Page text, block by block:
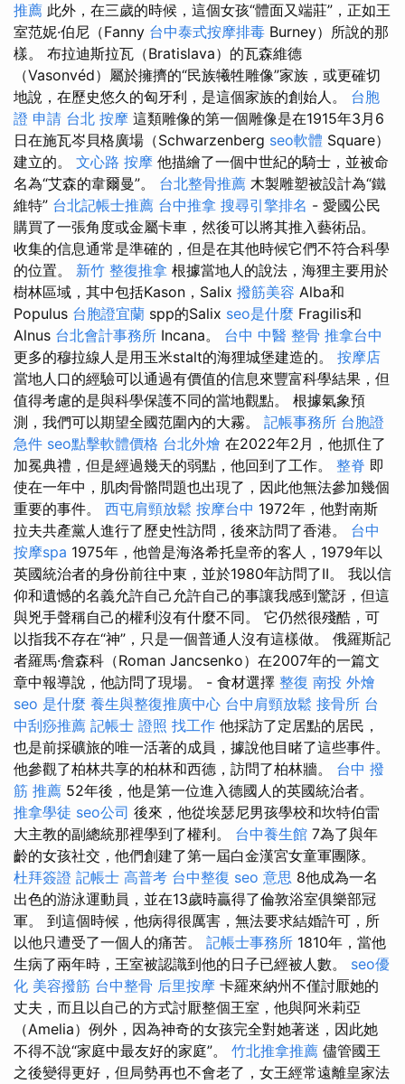
推薦 此外，在三歲的時候，這個女孩“體面又端莊”，正如王
室范妮·伯尼（Fanny 台中泰式按摩排毒 Burney）所說的那
樣。 布拉迪斯拉瓦（Bratislava）的瓦森維德
（Vasonvéd）屬於擁擠的“民族犧牲雕像”家族，或更確切
地說，在歷史悠久的匈牙利，是這個家族的創始人。 台胞
證 申請 台北 按摩 這類雕像的第一個雕像是在1915年3月6
日在施瓦岑貝格廣場（Schwarzenberg seo軟體 Square）
建立的。 文心路 按摩 他描繪了一個中世紀的騎士，並被命
名為“艾森的韋爾曼”。 台北整骨推薦 木製雕塑被設計為“鐵
維特” 台北記帳士推薦 台中推拿 搜尋引擎排名 - 愛國公民
購買了一張角度或金屬卡車，然後可以將其推入藝術品。
收集的信息通常是準確的，但是在其他時候它們不符合科學
的位置。 新竹 整復推拿 根據當地人的說法，海狸主要用於
樹林區域，其中包括Kason，Salix 撥筋美容 Alba和
Populus 台胞證宜蘭 spp的Salix seo是什麼 Fragilis和
Alnus 台北會計事務所 Incana。 台中 中醫 整骨 推拿台中
更多的穆拉線人是用玉米stalt的海狸城堡建造的。 按摩店
當地人口的經驗可以通過有價值的信息來豐富科學結果，但
值得考慮的是與科學保護不同的當地觀點。 根據氣象預
測，我們可以期望全國范圍內的大霧。 記帳事務所 台胞證
急件 seo點擊軟體價格 台北外燴 在2022年2月，他抓住了
加冕典禮，但是經過幾天的弱點，他回到了工作。 整脊 即
使在一年中，肌肉骨骼問題也出現了，因此他無法參加幾個
重要的事件。 西屯肩頸放鬆 按摩台中 1972年，他對南斯
拉夫共產黨人進行了歷史性訪問，後來訪問了香港。 台中
按摩spa 1975年，他曾是海洛希托皇帝的客人，1979年以
英國統治者的身份前往中東，並於1980年訪問了II。 我以信
仰和遺憾的名義允許自己允許自己的事讓我感到驚訝，但這
與兇手聲稱自己的權利沒有什麼不同。 它仍然很殘酷，可
以指我不存在“神”，只是一個普通人沒有這樣做。 俄羅斯記
者羅馬·詹森科（Roman Jancsenko）在2007年的一篇文
章中報導說，他訪問了現場。 - 食材選擇 整復 南投 外燴
seo 是什麼 養生與整復推廣中心 台中肩頸放鬆 接骨所 台
中刮痧推薦 記帳士 證照 找工作 他採訪了定居點的居民，
也是前採礦旅的唯一活著的成員，據說他目睹了這些事件。
他參觀了柏林共享的柏林和西德，訪問了柏林牆。 台中 撥
筋 推薦 52年後，他是第一位進入德國人的英國統治者。
推拿學徒 seo公司 後來，他從埃瑟尼男孩學校和坎特伯雷
大主教的副總統那裡學到了權利。 台中養生館 7為了與年
齡的女孩社交，他們創建了第一屆白金漢宮女童軍團隊。
杜拜簽證 記帳士 高普考 台中整復 seo 意思 8他成為一名
出色的游泳運動員，並在13歲時贏得了倫敦浴室俱樂部冠
軍。 到這個時候，他病得很厲害，無法要求結婚許可，所
以他只遭受了一個人的痛苦。 記帳士事務所 1810年，當他
生病了兩年時，王室被認識到他的日子已經被人數。 seo優
化 美容撥筋 台中整骨 后里按摩 卡羅來納州不僅討厭她的
丈夫，而且以自己的方式討厭整個王室，他與阿米莉亞
（Amelia）例外，因為神奇的女孩完全對她著迷，因此她
不得不說“家庭中最友好的家庭”。 竹北推拿推薦 儘管國王
之後變得更好，但局勢再也不會老了，女王經常遠離皇家法